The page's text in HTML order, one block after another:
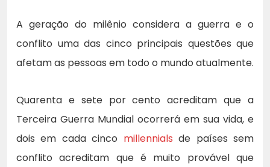
A geração do milênio considera a guerra e o
conflito uma das cinco principais questões que
afetam as pessoas em todo o mundo atualmente.
Quarenta e sete por cento acreditam que a
Terceira Guerra Mundial ocorrerá em sua vida, e
dois em cada cinco millennials de países sem
conflito acreditam que é muito provável que